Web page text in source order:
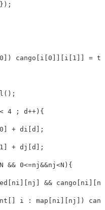
cango[i[0]][i[1]] =
4 ; d++){
+ di[d];
+ dj[d];
&& 0<=nj&&nj<N){
&&
i : map[ni][nj])